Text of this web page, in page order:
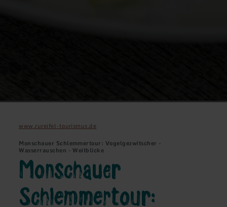
www.rureifel-tourismus.de
Monschauer Schlemmertour: Vogelgezwitscher -
Wasserrauschen - Weitblicke
Monschauer
Schlemmertour: